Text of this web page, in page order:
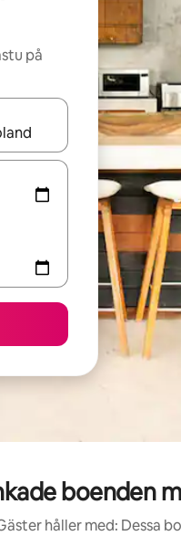
på
med upp- och
boenden
håller med: Dessa